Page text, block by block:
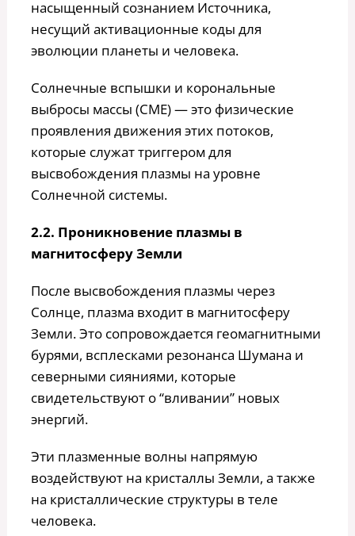
насыщенный сознанием Источника,
несущий активационные коды для
эволюции планеты и человека.
Солнечные вспышки и корональные
выбросы массы (CME) — это физические
проявления движения этих потоков,
которые служат триггером для
высвобождения плазмы на уровне
Солнечной системы.
2.2. Проникновение плазмы в
магнитосферу Земли
После высвобождения плазмы через
Солнце, плазма входит в магнитосферу
Земли. Это сопровождается геомагнитными
бурями, всплесками резонанса Шумана и
северными сияниями, которые
свидетельствуют о “вливании” новых
энергий.
Эти плазменные волны напрямую
воздействуют на кристаллы Земли, а также
на кристаллические структуры в теле
человека.